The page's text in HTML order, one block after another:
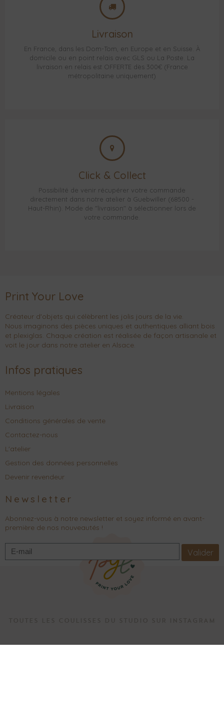
Livraison
En France, dans les Dom-Tom, en Europe et en Suisse. À
domicile ou en point relais avec GLS ou La Poste. La
livraison en relais est OFFERTE dès 300€ (France
métropolitaine uniquement)
Click & Collect
Possibilité de venir récupérer votre commande
directement dans notre atelier à Guebwiller (68500 -
Haut-Rhin). Mode de "livraison" à sélectionner lors de
votre commande.
Print Your Love
Créateur d'objets qui célèbrent les jolis jours de la vie.
Nous imaginons des pièces uniques et authentiques alliant bois
et plexiglas. Chaque création est réalisée de façon artisanale et
voit le jour dans notre atelier en Alsace.
Infos pratiques
Mentions légales
Livraison
Conditions générales de vente
Contactez-nous
L'atelier
Gestion des données personnelles
Devenir revendeur
Newsletter
Abonnez-vous à notre newsletter et soyez informé en avant-
première de nos nouveautés !
Valider